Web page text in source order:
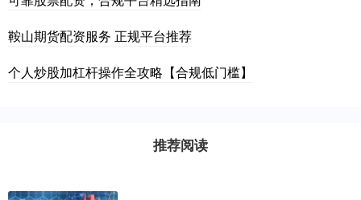
鞍山期货配资服务 正规平台推荐
个人炒股加杠杆操作全攻略【合规低门槛】
推荐阅读